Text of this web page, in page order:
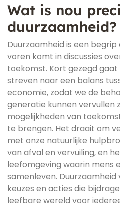
Wat is nou
duurzaamheid?
Duurzaamheid is een
voren komt in discussies
toekomst. Kort gezegd
streven naar een balans
economie, zodat we de
generatie kunnen vervullen
mogelijkheden van
te brengen. Het draait om
met onze natuurlijke
van afval en vervuiling, en
leefomgeving waarin mens
samenleven.
keuzes en acties die
leefbare wereld voor